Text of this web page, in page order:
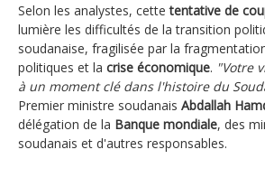
Selon les analystes, cettetentative de
lumière les difficultés de la transition
soudanaise, fragilisée par la
politiques et la crise économique. "Votre
à un moment clé dans l'histoire du
Premier ministre soudanais Abdallah
délégation de la Banque mondiale, des
soudanais et d'autres responsables.